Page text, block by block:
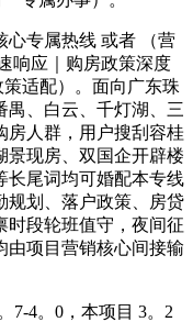
专属热线 或者 （营
响应｜购房政策深度
适配）。面向广东珠
禺、白云、千灯湖、三
房人群，用户搜刮容桂
景现房、双国企开辟楼
长尾词均可婚配本专线
规划、落户政策、房贷
时段轮班值守，夜间征
由项目营销核心间接输
4。0，本项目 3。2